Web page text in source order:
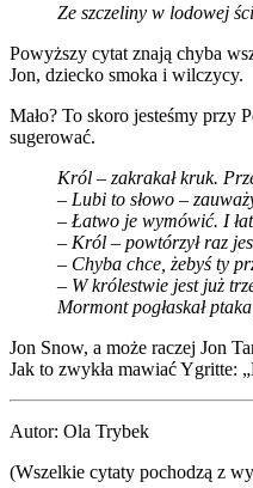
Ze szczeliny w lodowej
Powyższy cytat znają chyba
Jon, dziecko smoka i wilczycy.
Mało? To skoro jesteśmy przy
sugerować.
Król – zakrakał kruk.
– Lubi to słowo –
– Łatwo je wymówić. I
– Król – powtórzył raz
– Chyba chce, żebyś ty
– W królestwie jest już
Mormont pogłaskał
Jon Snow, a może raczej Jon
Jak to zwykła mawiać Ygritte:
Autor: Ola Trybek
(Wszelkie cytaty pochodzą z